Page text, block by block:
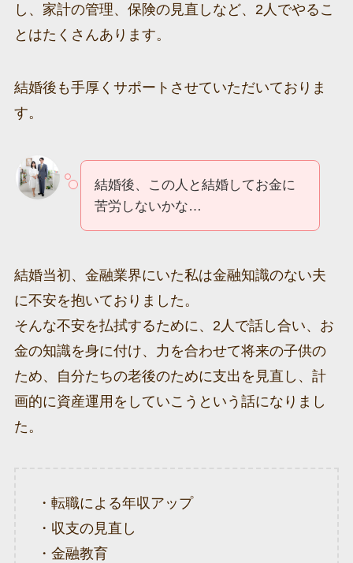
し、家計の管理、保険の見直しなど、2人でやるこ
とはたくさんあります。
結婚後も手厚くサポートさせていただいておりま
す。
結婚後、この人と結婚してお金に
苦労しないかな…
結婚当初、金融業界にいた私は金融知識のない夫
に不安を抱いておりました。
そんな不安を払拭するために、2人で話し合い、お
金の知識を身に付け、力を合わせて将来の子供の
ため、自分たちの老後のために支出を見直し、計
画的に資産運用をしていこうという話になりまし
た。
・転職による年収アップ
・収支の見直し
・金融教育